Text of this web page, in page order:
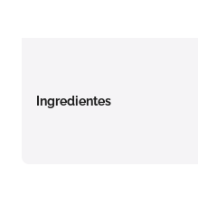
Ingredientes